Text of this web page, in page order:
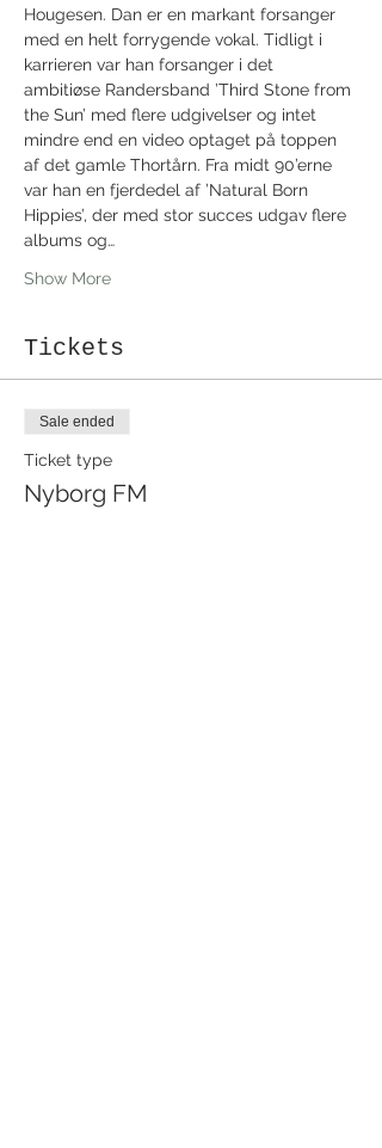
Hougesen. Dan er en markant forsanger
med en helt forrygende vokal. Tidligt i
karrieren var han forsanger i det
ambitiøse Randersband ’Third Stone from
the Sun’ med flere udgivelser og intet
mindre end en video optaget på toppen
af det gamle Thortårn. Fra midt 90’erne
var han en fjerdedel af ’Natural Born
Hippies’, der med stor succes udgav flere
albums og…
Show More
Tickets
Sale ended
Ticket type
Nyborg FM